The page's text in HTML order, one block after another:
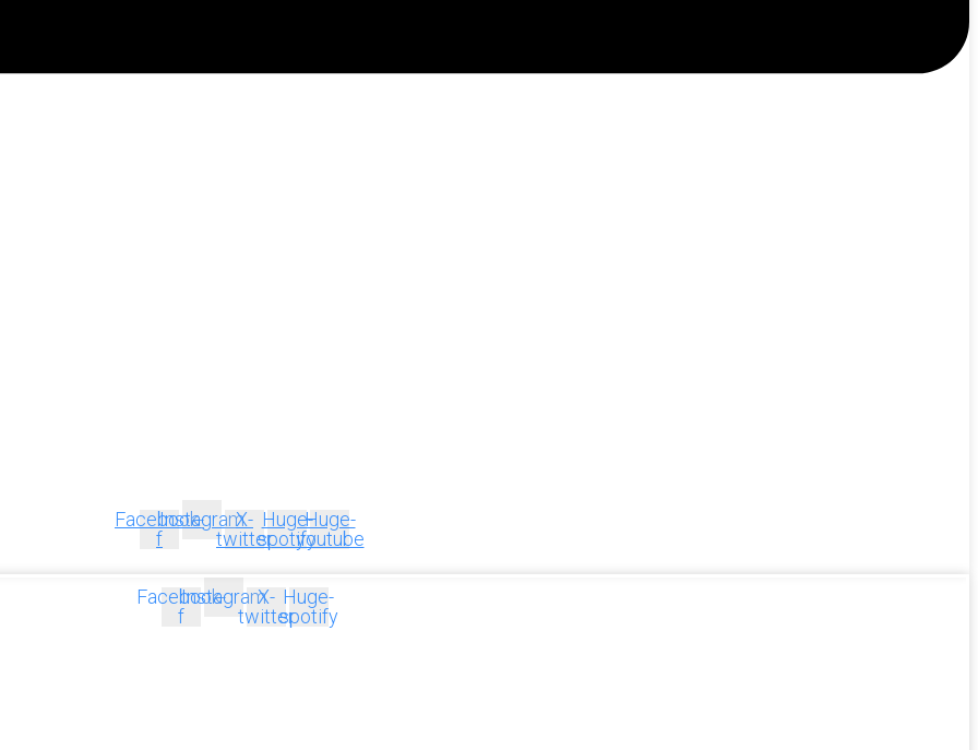
Facebook-
f
InstagramX-
twitter
Huge-
spotify
Huge-
youtube
Facebook-
f
InstagramX-
twitter
Huge-
spotify